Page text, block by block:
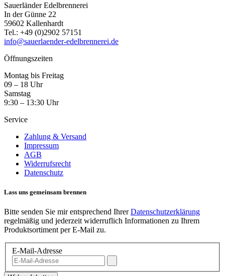
Sauerländer Edelbrennerei
In der Günne 22
59602 Kallenhardt
Tel.: +49 (0)2902 57151
info@sauerlaender-edelbrennerei.de
Öffnungszeiten
Montag bis Freitag
09 – 18 Uhr
Samstag
9:30 – 13:30 Uhr
Service
Zahlung & Versand
Impressum
AGB
Widerrufsrecht
Datenschutz
Lass uns gemeinsam brennen
Bitte senden Sie mir entsprechend IhrerDatenschutzerklärung
regelmäßig und jederzeit widerruflich Informationen zu Ihrem
Produktsortiment per E-Mail zu.
E-Mail-Adresse